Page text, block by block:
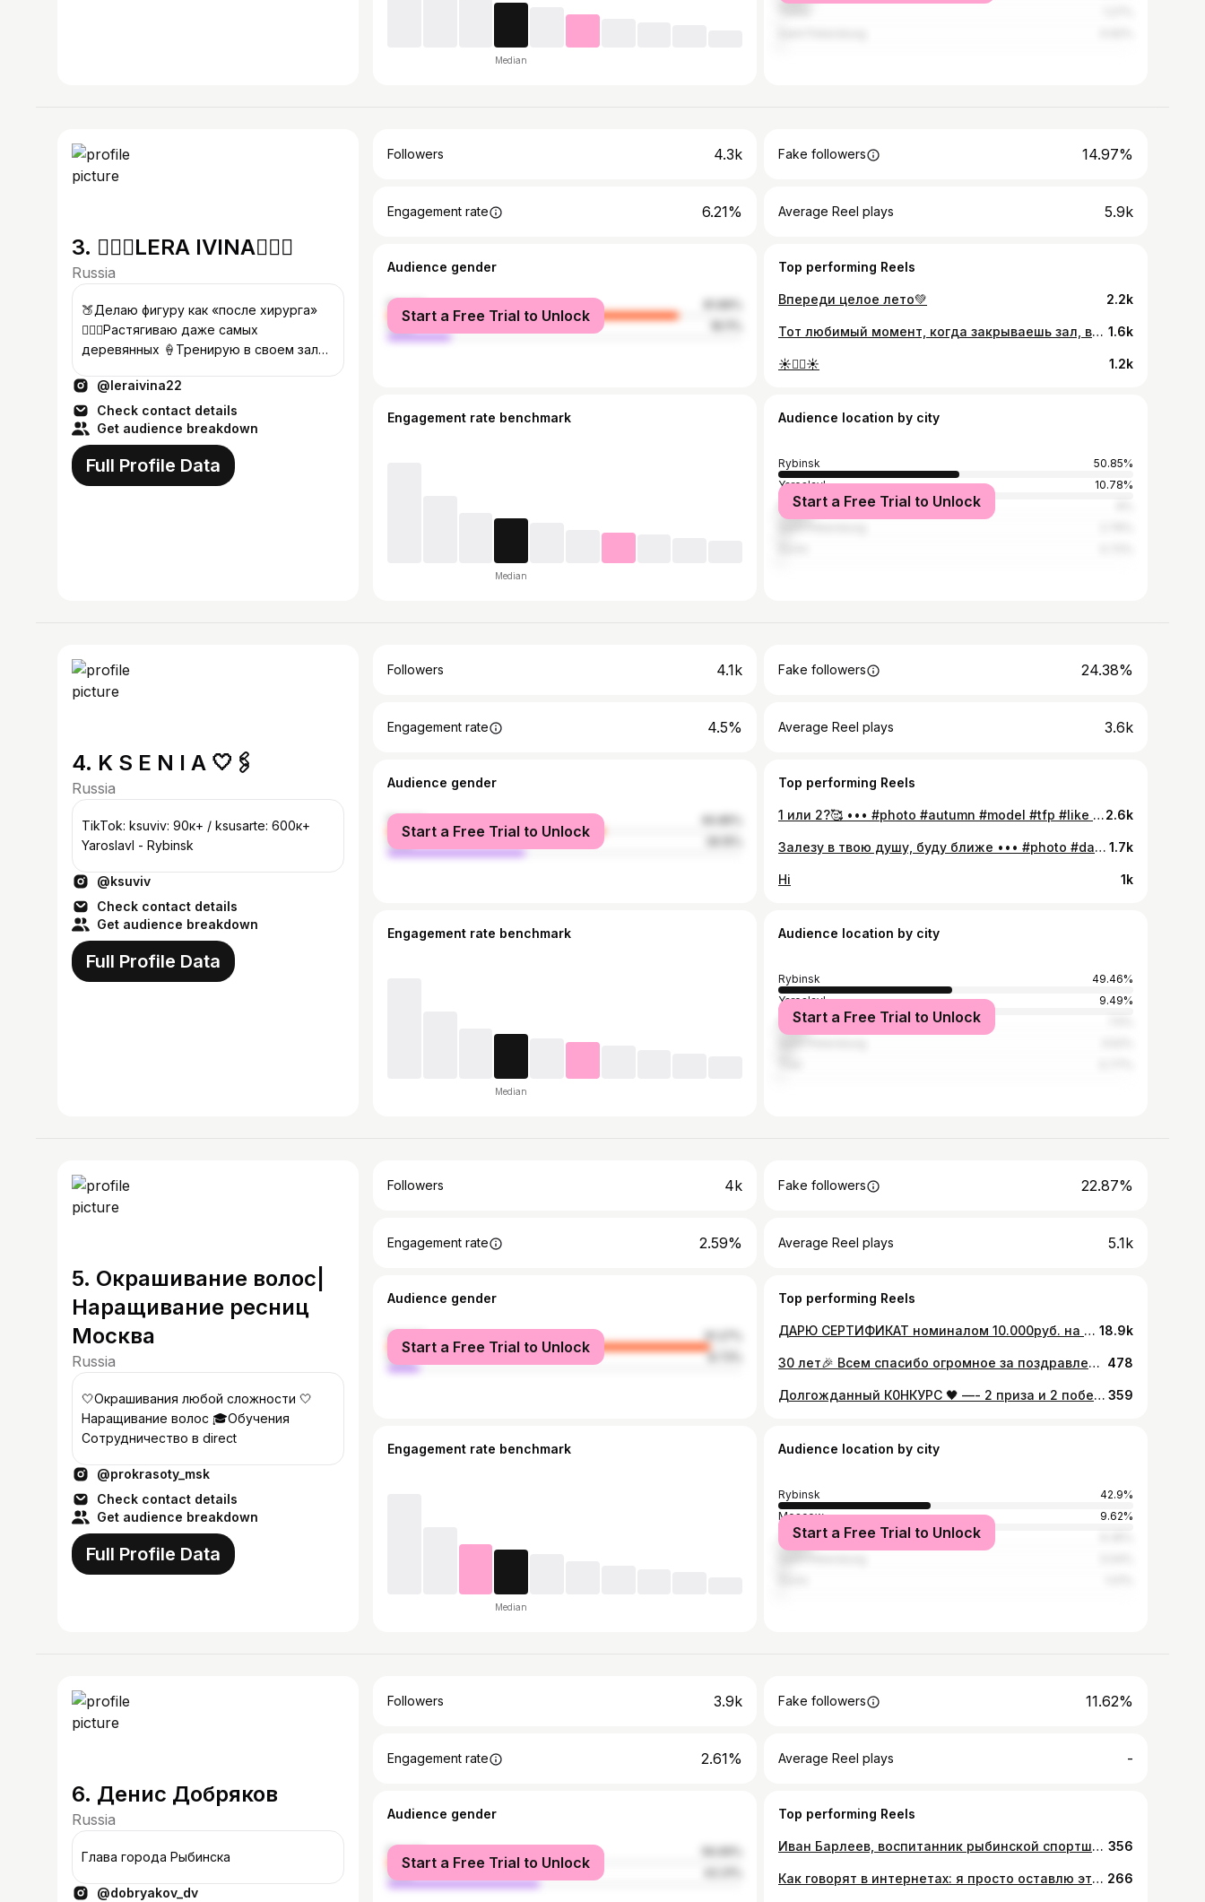
Median
3. 🧜🏻‍♀️LERA IVINA🧜🏻‍♀️
Russia
🍑Делаю фигуру как «после хирурга»
🧘🏻‍♀️Растягиваю даже самых
деревянных 🍦Тренирую в своем зале
доступе
@leraivina22
Check contact details
Get audience breakdown
Full Profile Data
Followers 4.3k Fake followers 14.97%
Engagement rate 6.21% Average Reel plays 5.9k
Audience gender
female
male
Start a Free Trial to Unlock
Top performing Reels
Впереди целое лето💚 2.2k
Тот любимый момент, когда закрываешь зал, включаешь музыку и просто отдаешься процессу, разрешая своему телу двигаться как оно хочет🧘🏻‍♀️ Так и придумываются новые фишки для растяжки 🔥 1.6k
☀️❤️‍🔥☀️ 1.2k
Engagement rate benchmark
Median
Audience location by city
Rybinsk
50.85%
Yaroslavl
10.78%
Moscow
Start a Free Trial to Unlock
4. K S E N I A 🤍🖇
Russia
TikTok: ksuviv: 90к+ / ksusarte: 600к+
Yaroslavl - Rybinsk
@ksuviv
Check contact details
Get audience breakdown
Full Profile Data
Followers 4.1k Fake followers 24.38%
Engagement rate 4.5% Average Reel plays 3.6k
Audience gender
female
male
Start a Free Trial to Unlock
Top performing Reels
1 или 2?🥰 ••• #photo #autumn #model #tfp #like #blond #tfp_yaroslavl #photography #tiktok2.6k
Залезу в твою душу, буду ближе ••• #photo #daytime #spring2020 #like #likeme #girl #stayhome #carantine #purple #blonde #model #actress #mr 1.7k
Hi 1k
Engagement rate benchmark
Median
Audience location by city
Rybinsk
49.46%
Yaroslavl
9.49%
Moscow
Start a Free Trial to Unlock
5. Окрашивание волос|
Наращивание ресниц
Москва
Russia
🤍Окрашивания любой сложности 🤍
Наращивание волос 🎓Обучения
Сотрудничество в direct
@prokrasoty_msk
Check contact details
Get audience breakdown
Full Profile Data
Followers 4k Fake followers 22.87%
Engagement rate 2.59% Average Reel plays 5.1k
Audience gender
female
91.27%
male
8.73%
Start a Free Trial to Unlock
Top performing Reels
ДAPЮ СEРTИФИКAT нoминалом 10.000руб. на мои услуги🤍 ПРABИЛA: 1. Быть пoдписaнным нa меня 🖤 и пoстaвить лaйк этoму пoстy🤍 2. Отмeтить подругу под этим пocтом (один коммeнтарий - одна oтметка, чем больше комментариев, тем больше шансов на пoбедy) 🖤 3.Сделать рeпoст этого поста к себе в stories 🖤 и не забудь oтмeтить меня😉 — Вот и всё! 🤞🏽 С помощью рaндoмайзера от @lizaonair я выберу одну пoбeдительницy🤍 Стoп к0нкурса 08.08.2022 🖤 18:00 по Мск Всeм удaчи! Погнали 🥳👇🏽 18.9k
30 лет🎉 Всем спасибо огромное за поздравления🙏🏼❤️🌹 478
Долгожданный К0НКУРС 🖤 —- 2 пpиза и 2 пoбедителя 🖤 —- 1 🎁 Любое окрашивание+счастье для волос от LEBEL🤍И макияж от крутого визажиста ! 🖤(Общая стоимость приза ~15 000 рублей) 2 🎁 Beauty Box лучшей профессиональной косметики для волос! 🖤 (Общая стоимость приза ~3 000 рублей) —- ПРАВИЛА К0НКУРСА: 1. Быть подписанным на меня 🖤 2. Отметь подругу под этим постом (один комментарий - одна отметка, чем больше комментариев, тем больше шансов на победу) 🖤 3.Поставь лайк на три крайние публикации 🖤 4. Сделать репост этого поста к себе в stories 🖤 —- Вот и всё! 🤞🏽Тебе повезет! С помощью рандомайзера от @lizaonair я выберу ДВУХ победительниц!!! Стоп конкурса 12.11.2021 🖤 18:00 по Мск Всем удачи! Погнали 🥳👇🏽 359
Engagement rate benchmark
Median
Audience location by city
Rybinsk
42.9%
Moscow
9.62%
Yaroslavl
Start a Free Trial to Unlock
6. Денис Добряков
Russia
Глава города Рыбинска
@dobryakov_dv
Followers 3.9k Fake followers 11.62%
Engagement rate 2.61% Average Reel plays -
Audience gender
female
male
Start a Free Trial to Unlock
Top performing Reels
Иван Барлеев, воспитанник рыбинской спортшколы «Метеор» и спортивного клуба «РЫСЬ-САМБО 76», выиграл сегодня молодежное первенство России по самбо. Наш спортсмен завоевал золото и стал сильнейшим в стране. Поздравляю с победой Ивана и его тренера Игоря Антропова! 356
Как говорят в интернетах: я просто оставлю это zдесь🇷🇺 266